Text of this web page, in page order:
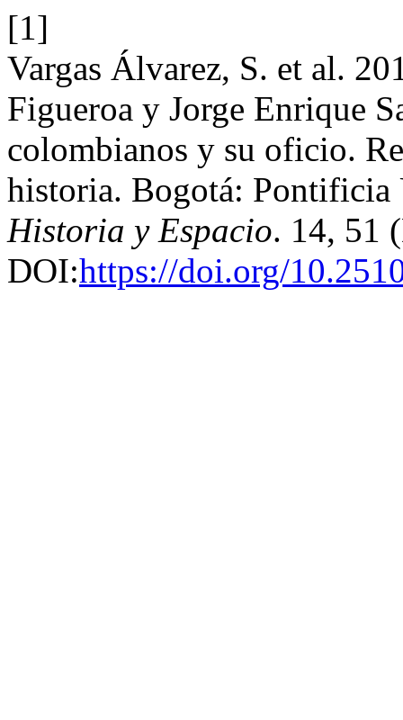
[1]
Vargas Álvarez, S. et al.
Figueroa y Jorge Enrique
colombianos y su oficio.
historia. Bogotá: Pontificia
Historia y Espacio. 14, 51
DOI:https://doi.org/